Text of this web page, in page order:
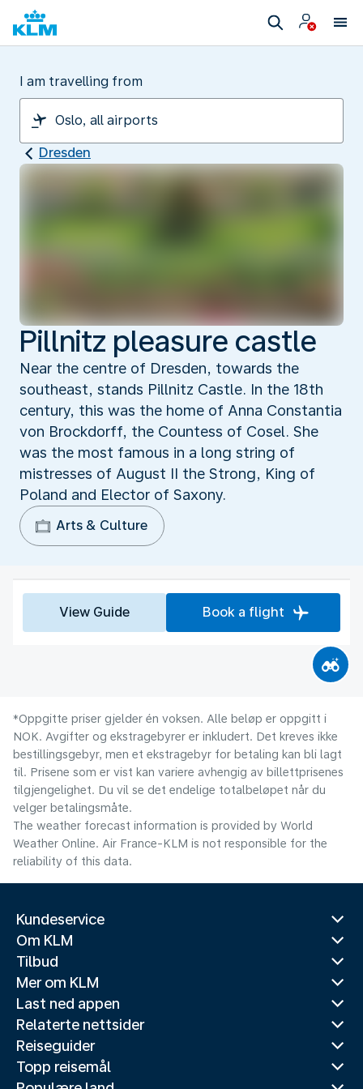
I am travelling from
Dresden
Pillnitz pleasure castle
Near the centre of Dresden, towards the
southeast, stands Pillnitz Castle. In the 18th
century, this was the home of Anna Constantia
von Brockdorff, the Countess of Cosel. She
was the most famous in a long string of
mistresses of August II the Strong, King of
Poland and Elector of Saxony.
Arts & Culture
View Guide Book a flight
*Oppgitte priser gjelder én voksen. Alle beløp er oppgitt i
NOK. Avgifter og ekstragebyrer er inkludert. Det kreves ikke
bestillingsgebyr, men et ekstragebyr for betaling kan bli lagt
til. Prisene som er vist kan variere avhengig av billettprisenes
tilgjengelighet. Du vil se det endelige totalbeløpet når du
velger betalingsmåte.
The weather forecast information is provided by World
Weather Online. Air France-KLM is not responsible for the
reliability of this data.
Kundeservice
Om KLM
Tilbud
Mer om KLM
Last ned appen
Relaterte nettsider
Reiseguider
Topp reisemål